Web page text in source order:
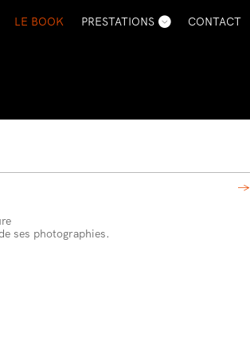
LE BOOK PRESTATIONS CONTACT
→
ses photographies.